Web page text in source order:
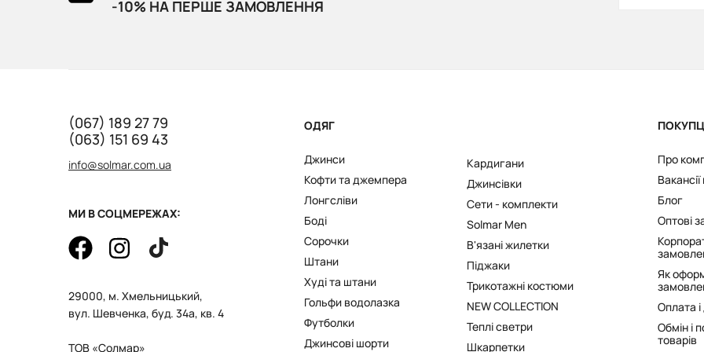
-10% НА ПЕРШЕ ЗАМОВЛЕННЯ
(067) 189 27 79
(063) 151 69 43
info@solmar.com.ua
МИ В СОЦМЕРЕЖАХ:
29000, м. Хмельницький,
вул. Шевченка, буд. 34а, кв. 4
ТОВ «Солмар»
ОДЯГ
Джинси
Кофти та джемпера
Лонгсліви
Боді
Сорочки
Штани
Худі та штани
Гольфи водолазка
Футболки
Джинсові шорти
Кардигани
Джинсівки
Сети - комплекти
Solmar Men
В'язані жилетки
Піджаки
Трикотажні костюми
NEW COLLECTION
Теплі светри
Шкарпетки
Про
Вакансії
Блог
Оптові
Як
Оплата
Обмін і
товарів